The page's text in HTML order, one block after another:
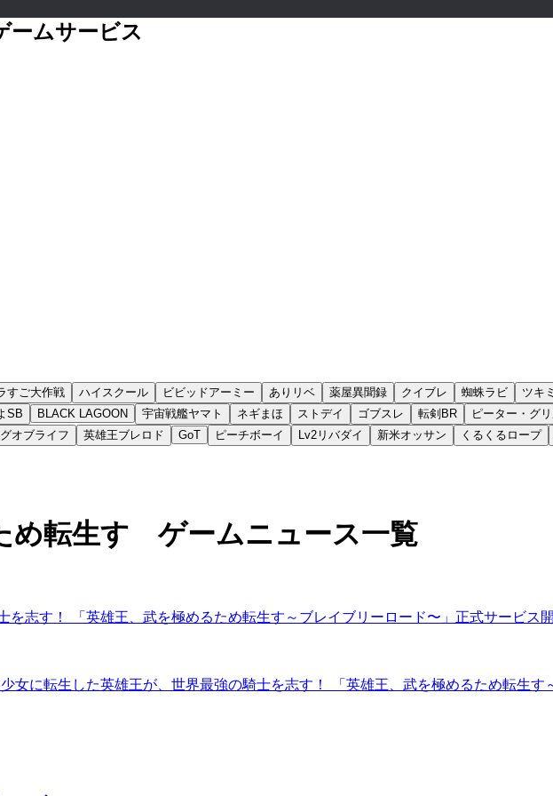
ームサービス
すご大作戦 ハイスクール ビビッドアーミー ありリベ 薬屋異聞録 クイブレ 蜘蛛ラビ ツキ
SB BLACK LAGOON 宇宙戦艦ヤマト ネギまほ ストデイ ゴブスレ 転剣BR ピーター・グ
オブライフ 英雄王ブレロド GoT ピーチボーイ Lv2リバダイ 新米オッサン くるくるロープ
め転生す ゲームニュース一覧
志す！ 「英雄王、武を極めるため転生す～ブレイブリーロード〜」正式サービス開
女に転生した英雄王が、世界最強の騎士を志す！ 「英雄王、武を極めるため転生す